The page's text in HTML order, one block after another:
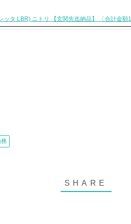
タ LBR) ニトリ 【玄関先迄納品】 〔合計金額